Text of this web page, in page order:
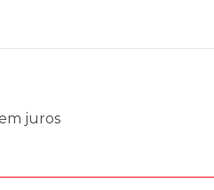
juros